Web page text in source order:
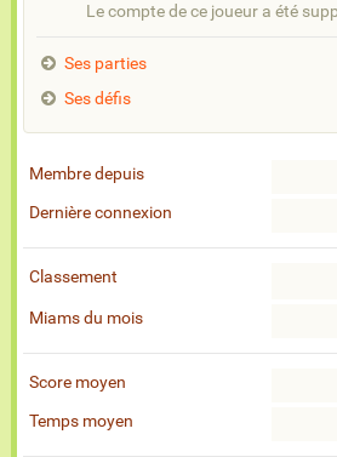
Le compte de ce joueur a été
Ses parties
Ses défis
Membre depuis
Dernière connexion
Classement
Miams du mois
Score moyen
Temps moyen